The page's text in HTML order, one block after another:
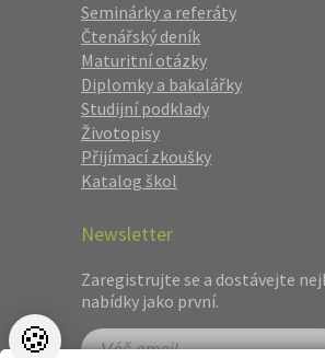
Seminárky a referáty
Čtenářský deník
Maturitní otázky
Diplomky a bakalářky
Studijní podklady
Životopisy
Přijímací zkoušky
Katalog škol
Newsletter
Zaregistrujte se a dostávejte
nabídky jako první.
🍪